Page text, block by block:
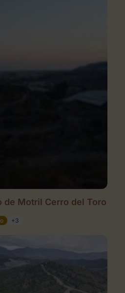
de Motril Cerro del Toro
+3